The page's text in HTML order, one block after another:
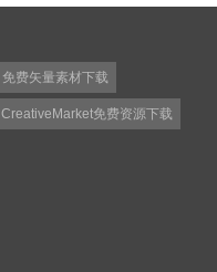
免费矢量素材下载
CreativeMarket免费资源下载